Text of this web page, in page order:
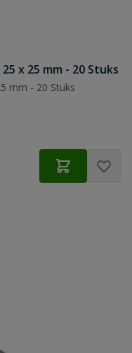
x 25 mm - 20 Stuks
mm - 20 Stuks